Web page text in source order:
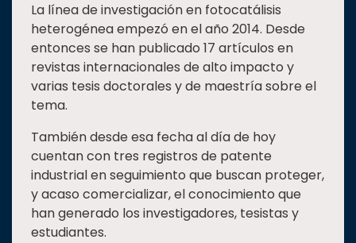
La línea de investigación en fotocatálisis
heterogénea empezó en el año 2014. Desde
entonces se han publicado 17 artículos en
revistas internacionales de alto impacto y
varias tesis doctorales y de maestría sobre el
tema.
También desde esa fecha al día de hoy
cuentan con tres registros de patente
industrial en seguimiento que buscan proteger,
y acaso comercializar, el conocimiento que
han generado los investigadores, tesistas y
estudiantes.